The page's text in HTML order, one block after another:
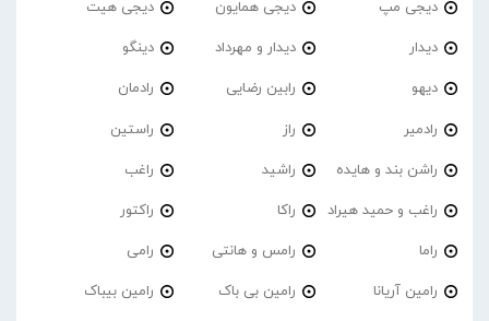
دیجی مپ دیجی همایون دیجی هیت
دیدار دیدار و مهرداد دینگو
دیهو رابین رضایی رادمان
رادمیر راز راستین
راشن بند و هایده راشید راغب
راغب و حمید هیراد راکا راکتور
راما رامس و هانتی رامی
رامین آریانا رامین بی باک رامین بیباک